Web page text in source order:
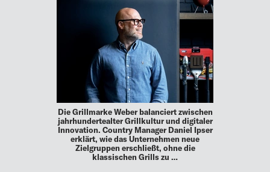
Die Grillmarke Weber balanciert zwischen
jahrhundertealter Grillkultur und digitaler
Innovation. Country Manager Daniel Ipser
erklärt, wie das Unternehmen neue
Zielgruppen erschließt, ohne die
klassischen Grills zu …